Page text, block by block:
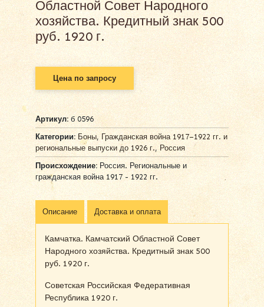
Областной Совет Народного
хозяйства. Кредитный знак 500
руб. 1920 г.
Цена по запросу
Артикул:б 0596
Категории: Боны,Гражданская война 1917–1922 гг. и
региональные выпуски до 1926 г.,Россия
Происхождение:Россия. Региональные и
гражданская война 1917 - 1922 гг.
Описание Доставка и оплата
Камчатка. Камчатский Областной Совет
Народного хозяйства. Кредитный знак 500
руб. 1920 г.
Советская Российская Федеративная
Республика 1920 г.